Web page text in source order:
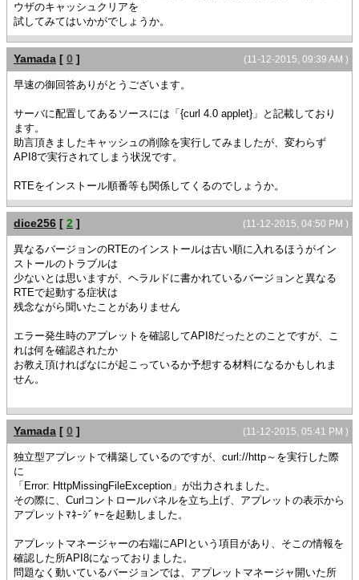
ウザのキャッシュクリアを
試してみてはいかがでしょうか。
(11-12-2015, 09:39 AM )
Yamada [ 0 ]
早速の御回答ありがとうございます。
サーバに配置してあるソースには「{curl 4.0 applet}」と記載しており
ます。
助言頂きましたキャッシュの削除を実行してみましたが、変わらず
API8で実行されてしまう状況です。
RTEをインストール順番等も関係してくるのでしょうか。
(11-12-2015, 04:50 PM )
dice256 [ 2 ]
異なるバージョンのRTEのインストールは古い順に入れるほうがイン
ストールのトラブルは
少ないとは思いますが、ヘラルドに書かれているバージョンと異なる
RTEで起動する症状は
残念ながら聞いたことがありません
エラー発生時のアプレットを確認してAPI8だったとのことですが、こ
れは何を確認されたか
お教え頂ければなにが起こっているか予想する材料になるかもしれま
せん。
(11-12-2015, 05:41 PM )
Yamada [ 0 ]
独立型アプレットで構築しているのですが、curl://http～を実行した際
に
「Error: HttpMissingFileException」が出力されました。
その際に、Curlコントロールパネルを立ち上げ、アプレットの表示から
アプレットﾏﾈｰｼﾞｬｰを起動しました。
アプレットマネージャーの右端にAPIという項目があり、そこの情報を
確認した所API8になっておりました。
問題なく動いているバージョンでは、アプレットマネージャ開いた所